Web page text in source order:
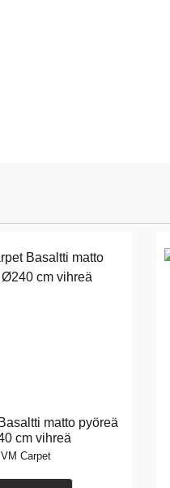
matto pyöreä
cm vihreä
VM Carpet